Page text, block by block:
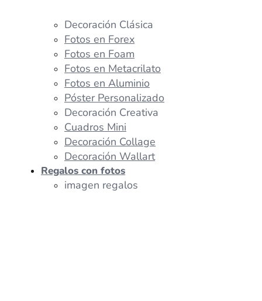
Decoración Clásica
Fotos en Forex
Fotos en Foam
Fotos en Metacrilato
Fotos en Aluminio
Póster Personalizado
Decoración Creativa
Cuadros Mini
Decoración Collage
Decoración Wallart
Regalos con fotos
imagen regalos